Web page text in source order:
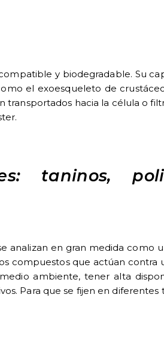
y biodegradable. Su
el exoesqueleto de
transportados hacia la célula o
taninos,
analizan en gran medida
compuestos que actúan
ambiente, tener alta
Para que se fijen en